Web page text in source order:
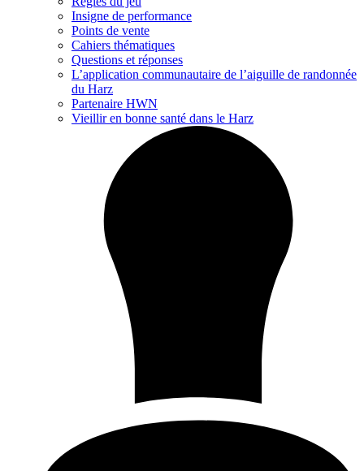
Insigne de performance
Points de vente
Cahiers thématiques
Questions et réponses
L’application communautaire de l’aiguille de randonnée
du Harz
Partenaire HWN
Vieillir en bonne santé dans le Harz